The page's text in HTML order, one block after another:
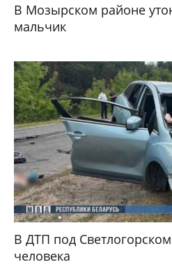
В Мозырском районе
мальчик
В ДТП под
человека